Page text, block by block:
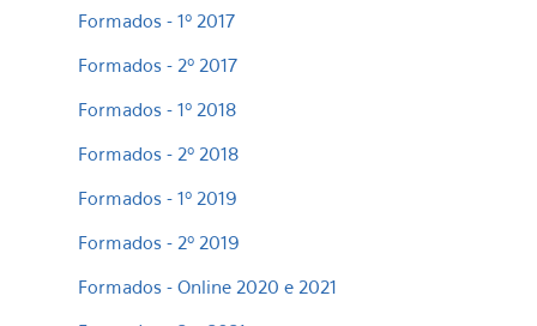
Formados - 1º 2017
Formados - 2º 2017
Formados - 1º 2018
Formados - 2º 2018
Formados - 1º 2019
Formados - 2º 2019
Formados - Online 2020 e 2021